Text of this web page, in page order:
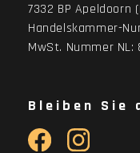
7332 BP Apeldoorn
Handelskammer-
MwSt. Nummer NL:
Bleiben Sie